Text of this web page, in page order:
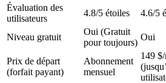
Évaluation des
utilisateurs
4.8/5 étoiles 4.6/5
Niveau gratuit
Oui (Gratuit
pour toujours)
Oui
Prix de départ
(forfait payant)
Abonnement
mensuel
149